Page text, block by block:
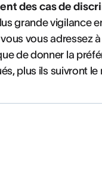
des cas de
grande vigilance
vous adressez à
de donner la
plus ils suivront le